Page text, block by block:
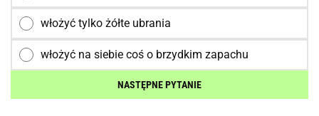
włożyć tylko żółte ubrania
włożyć na siebie coś o brzydkim zapachu
NASTĘPNE PYTANIE